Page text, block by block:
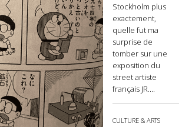
Stockholm plus
exactement,
quelle fut ma
surprise de
tomber sur une
exposition du
street artiste
français JR....
CULTURE & ARTS